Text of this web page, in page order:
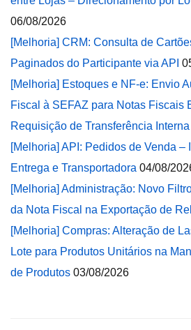
06/08/2026
[Melhoria] CRM: Consulta de
Paginados do Participante via API
[Melhoria] Estoques e NF-e: Envio
Fiscal à SEFAZ para Notas Fiscais
Requisição de Transferência Interna
[Melhoria] API: Pedidos de Venda –
Entrega e Transportadora 04/08/
[Melhoria] Administração: Novo
da Nota Fiscal na Exportação de
[Melhoria] Compras: Alteração de
Lote para Produtos Unitários na
de Produtos 03/08/2026